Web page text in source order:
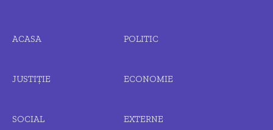
ACASA POLITIC
JUSTIȚIE ECONOMIE
SOCIAL EXTERNE